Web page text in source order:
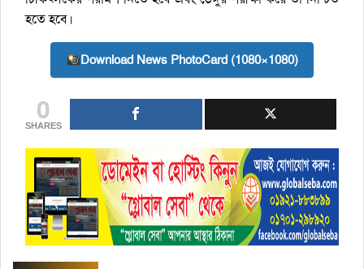
হতে হবে।
Download News PhotoCard (1080×1080)
0
SHARES